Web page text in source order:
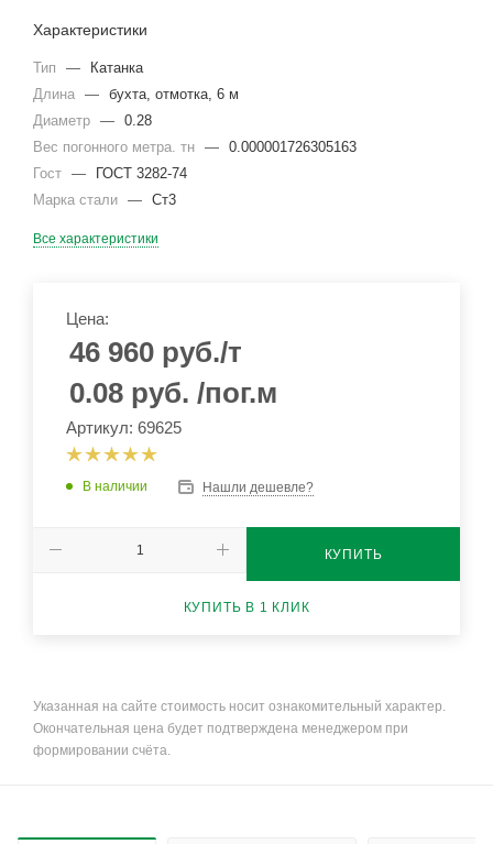
Характеристики
Тип —
Катанка
Длина — бухта, отмотка, 6 м
Диаметр — 0.28
Вес погонного метра. тн — 0.000001726305163
Гост —
ГОСТ 3282-74
Марка стали — Ст3
Все характеристики
Цена:
46 960 руб./т
0.08 руб. /пог.м
Артикул: 69625
В наличии Нашли дешевле?
КУПИТЬ
КУПИТЬ В 1 КЛИК
Указанная на сайте стоимость носит ознакомительный характер.
Окончательная цена будет подтверждена менеджером при
формировании счёта.